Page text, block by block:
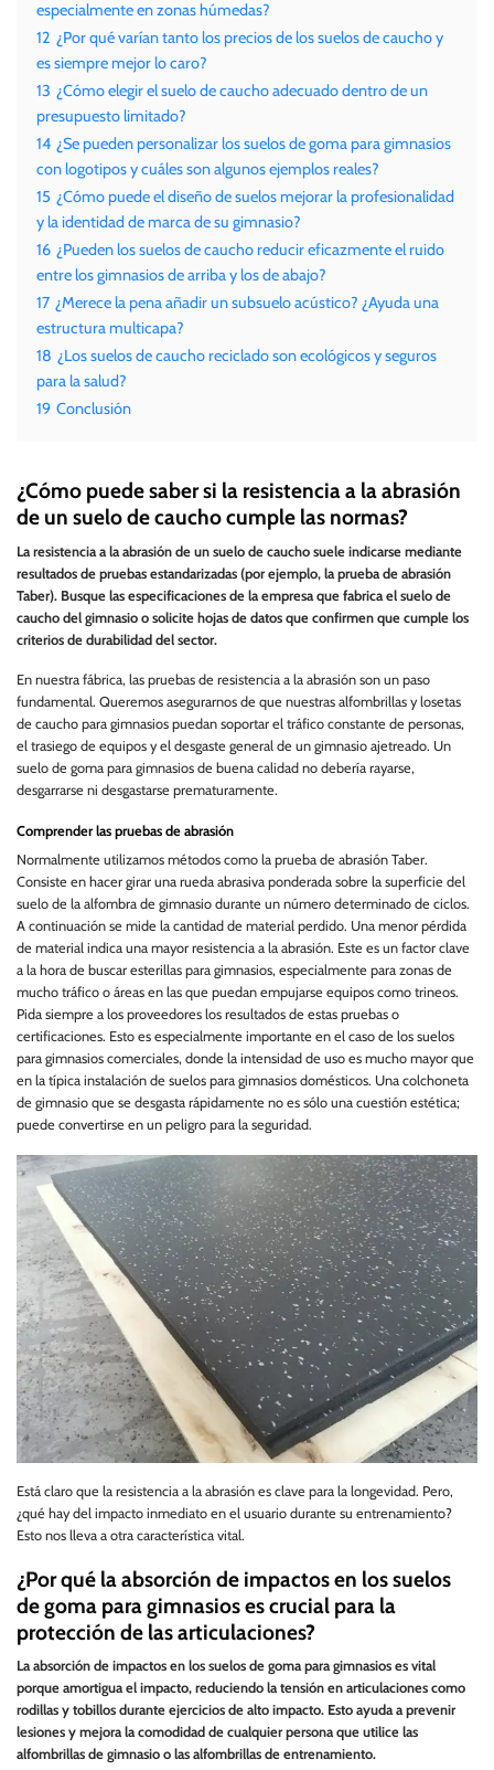
especialmente en zonas húmedas?
12 ¿Por qué varían tanto los precios de los suelos de caucho y
es siempre mejor lo caro?
13 ¿Cómo elegir el suelo de caucho adecuado dentro de un
presupuesto limitado?
14 ¿Se pueden personalizar los suelos de goma para gimnasios
con logotipos y cuáles son algunos ejemplos reales?
15 ¿Cómo puede el diseño de suelos mejorar la profesionalidad
y la identidad de marca de su gimnasio?
16 ¿Pueden los suelos de caucho reducir eficazmente el ruido
entre los gimnasios de arriba y los de abajo?
17 ¿Merece la pena añadir un subsuelo acústico? ¿Ayuda una
estructura multicapa?
18 ¿Los suelos de caucho reciclado son ecológicos y seguros
para la salud?
19 Conclusión
¿Cómo puede saber si la resistencia a la abrasión
de un suelo de caucho cumple las normas?
La resistencia a la abrasión de un suelo de caucho suele indicarse mediante
resultados de pruebas estandarizadas (por ejemplo, la prueba de abrasión
Taber). Busque las especificaciones de la empresa que fabrica el suelo de
caucho del gimnasio o solicite hojas de datos que confirmen que cumple los
criterios de durabilidad del sector.
En nuestra fábrica, las pruebas de resistencia a la abrasión son un paso
fundamental. Queremos asegurarnos de que nuestras alfombrillas y losetas
de caucho para gimnasios puedan soportar el tráfico constante de personas,
el trasiego de equipos y el desgaste general de un gimnasio ajetreado. Un
suelo de goma para gimnasios de buena calidad no debería rayarse,
desgarrarse ni desgastarse prematuramente.
Comprender las pruebas de abrasión
Normalmente utilizamos métodos como la prueba de abrasión Taber.
Consiste en hacer girar una rueda abrasiva ponderada sobre la superficie del
suelo de la alfombra de gimnasio durante un número determinado de ciclos.
A continuación se mide la cantidad de material perdido. Una menor pérdida
de material indica una mayor resistencia a la abrasión. Este es un factor clave
a la hora de buscar esterillas para gimnasios, especialmente para zonas de
mucho tráfico o áreas en las que puedan empujarse equipos como trineos.
Pida siempre a los proveedores los resultados de estas pruebas o
certificaciones. Esto es especialmente importante en el caso de los suelos
para gimnasios comerciales, donde la intensidad de uso es mucho mayor que
en la típica instalación de suelos para gimnasios domésticos. Una colchoneta
de gimnasio que se desgasta rápidamente no es sólo una cuestión estética;
puede convertirse en un peligro para la seguridad.
Está claro que la resistencia a la abrasión es clave para la longevidad. Pero,
¿qué hay del impacto inmediato en el usuario durante su entrenamiento?
Esto nos lleva a otra característica vital.
¿Por qué la absorción de impactos en los suelos
de goma para gimnasios es crucial para la
protección de las articulaciones?
La absorción de impactos en los suelos de goma para gimnasios es vital
porque amortigua el impacto, reduciendo la tensión en articulaciones como
rodillas y tobillos durante ejercicios de alto impacto. Esto ayuda a prevenir
lesiones y mejora la comodidad de cualquier persona que utilice las
alfombrillas de gimnasio o las alfombrillas de entrenamiento.